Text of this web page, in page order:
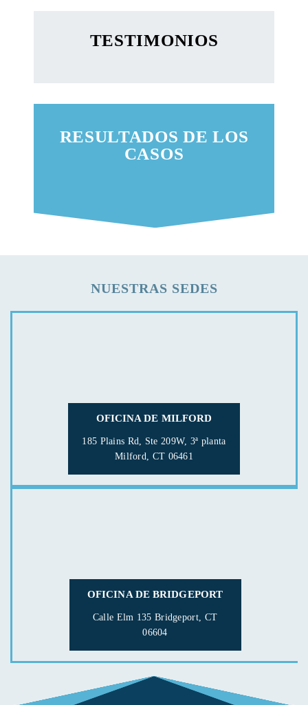
TESTIMONIOS
RESULTADOS DE LOS
CASOS
NUESTRAS SEDES
OFICINA DE MILFORD
185 Plains Rd, Ste 209W, 3ª planta
Milford, CT 06461
OFICINA DE BRIDGEPORT
Calle Elm 135 Bridgeport, CT
06604